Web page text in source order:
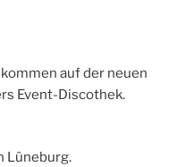
auf der neuen
Event-Discothek.
Lüneburg.